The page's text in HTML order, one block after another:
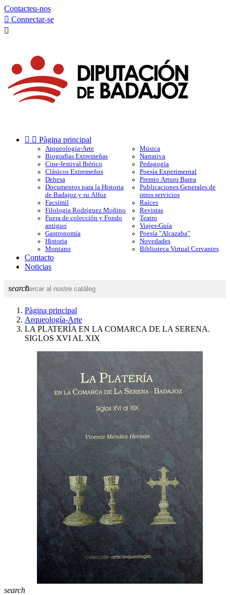
Contacteu-nos
 Connectar-se

  Pàgina principal
Arqueología-Arte
Biografías Extremeñas
Cine-festival Ibérico
Clásicos Extremeños
Dehesa
Documentos para la Historia
de Badajoz y su Alfoz
Facsímil
Filologia Rodríguez Moñino
Fuera de colección y Fondo
antiguo
Gastronomía
Historia
Montano
Música
Narrativa
Pedagogía
Poesía Experimental
Premio Arturo Barea
Publicaciones Generales de
otros servicios
Raíces
Revistas
Teatro
Viajes-Guía
Poesía "Alcazaba"
Novedades
Biblioteca Virtual Cervantes
Contacto
Noticias
search
Pàgina principal
Arqueología-Arte
LA PLATERÍA EN LA COMARCA DE LA SERENA.
SIGLOS XVI AL XIX
search